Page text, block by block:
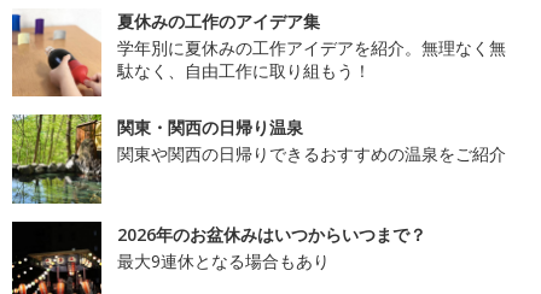
夏休みの工作のアイデア集
学年別に夏休みの工作アイデアを紹介。無理なく無
駄なく、自由工作に取り組もう！
関東・関西の日帰り温泉
関東や関西の日帰りできるおすすめの温泉をご紹介
2026年のお盆休みはいつからいつまで？
最大9連休となる場合もあり